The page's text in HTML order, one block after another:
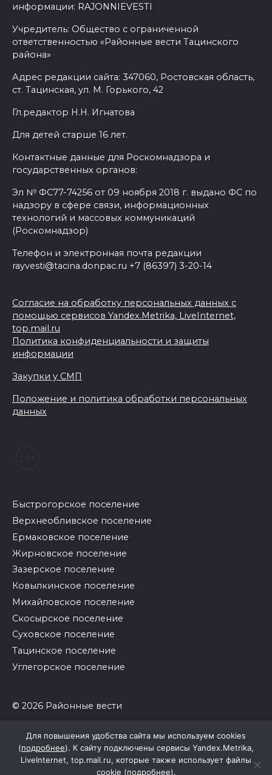
информации: RAJONNIEVESTI
Учредитель: Общество с ограниченной
ответственностью «Районные вести Тацинского
района»
Адрес редакции сайта: 347060, Ростовская область,
ст. Тацинская, ул. М. Горького, 42
Гл.редактор Н.Н. Игнатова
Для детей старше 16 лет.
Контактные данные для Роскомнадзора и
государственных органов:
Эл № ФС77-74256 от 09 ноября 2018 г. выдано ФС по
надзору в сфере связи, информационных
технологий и массовых коммуникаций
(Роскомнадзор)
Телефон и электронная почта редакции
rayvesti@tacina.donpac.ru +7 (86397) 3-20-14
Согласие на обработку персональных данных с
помощью сервисов Yandex.Metrika, LiveInternet,
top.mail.ru
Политика конфиденциальности и защиты
информации
Закупки у СМП
Положение и политика обработки персональных
данных
Быстрогорское поселение
Верхнеобливское поселение
Ермаковское поселение
Жирновское поселение
Зазерское поселение
Ковылкинское поселение
Михайловское поселение
Скосырское поселение
Суховское поселение
Тацинское поселение
Углегорское поселение
© 2026 Районные вести
Для повышения удобства сайта мы используем cookies
(подробнее). К сайту подключены сервисы Yandex.Metrika,
LiveInternet, top.mail.ru, которые также использует файлы
cookie (подробнее).